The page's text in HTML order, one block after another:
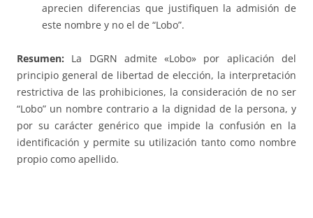
aprecien diferencias que justifiquen la admisión de
este nombre y no el de “Lobo”.
Resumen: La DGRN admite «Lobo» por aplicación del
principio general de libertad de elección, la interpretación
restrictiva de las prohibiciones, la consideración de no ser
“Lobo” un nombre contrario a la dignidad de la persona, y
por su carácter genérico que impide la confusión en la
identificación y permite su utilización tanto como nombre
propio como apellido.